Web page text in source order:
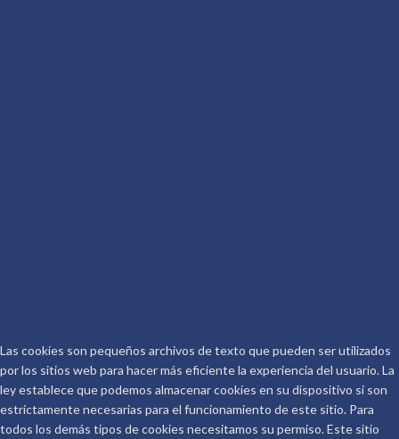
Las cookies son pequeños archivos de texto que pueden ser utilizados
por los sitios web para hacer más eficiente la experiencia del usuario. La
ley establece que podemos almacenar cookies en su dispositivo si son
estrictamente necesarias para el funcionamiento de este sitio. Para
todos los demás tipos de cookies necesitamos su permiso. Este sitio